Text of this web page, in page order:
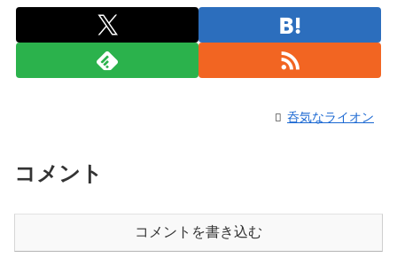
呑気なライオン
コメント
コメントを書き込む